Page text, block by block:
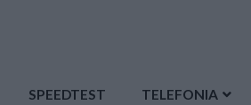
SPEEDTEST TELEFONIA